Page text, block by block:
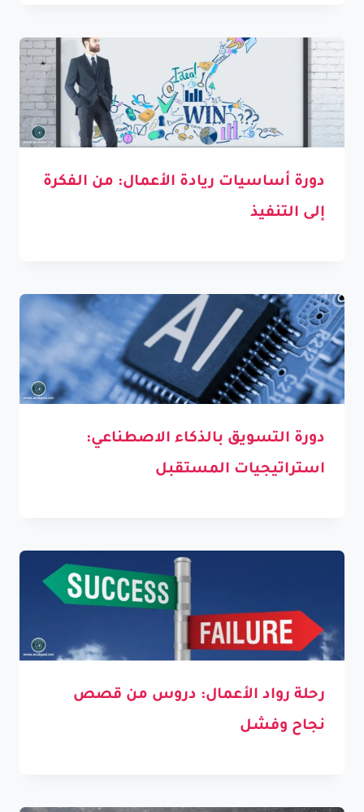
دورة أساسيات ريادة الأعمال: من الفكرة
إلى التنفيذ
دورة التسويق بالذكاء الاصطناعي:
استراتيجيات المستقبل
رحلة رواد الأعمال: دروس من قصص
نجاح وفشل